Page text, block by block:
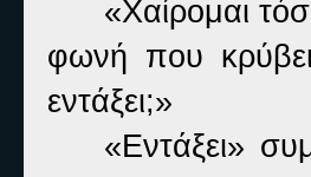
«Χαίρομαι
φωνή που
εντάξει;»
«Εντάξει»